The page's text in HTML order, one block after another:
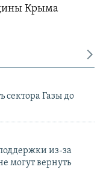
Крыма
сектора Газы до
из-за
могут вернуть